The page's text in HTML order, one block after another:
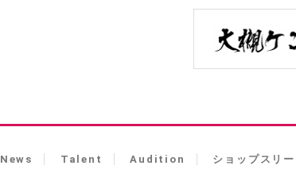
News Talent Audition ショップスリー